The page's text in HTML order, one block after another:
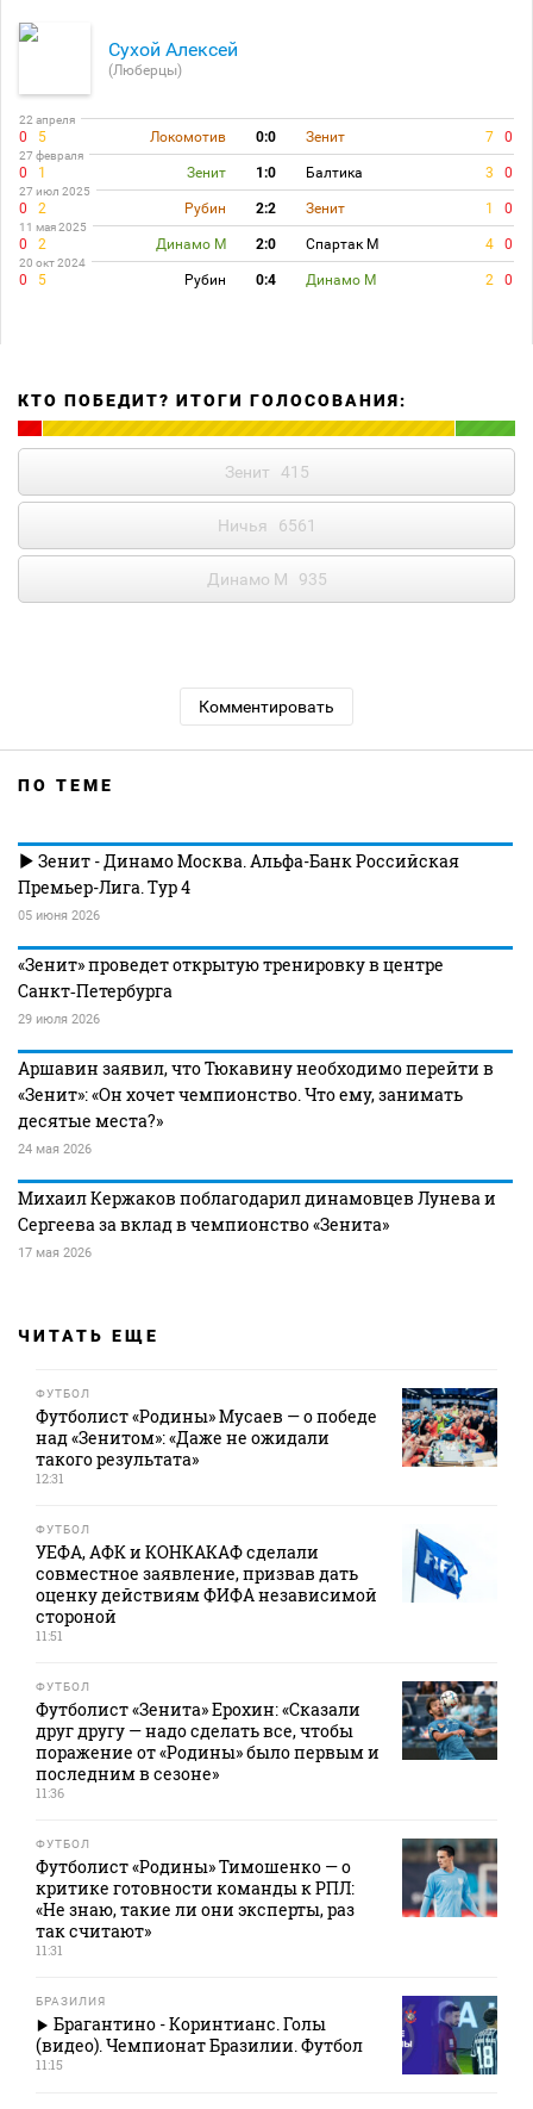
Сухой Алексей
(Люберцы)
22 апреля
0 5 Локомотив 0:0 Зенит 7 0
27 февраля
0 1 Зенит 1:0 Балтика 3 0
27 июл 2025
0 2 Рубин 2:2 Зенит 1 0
11 мая 2025
0 2 Динамо М 2:0 Спартак М 4 0
20 окт 2024
0 5 Рубин 0:4 Динамо М 2 0
КТО ПОБЕДИТ? ИТОГИ ГОЛОСОВАНИЯ:
Зенит 415
Ничья 6561
Динамо М 935
Комментировать
ПО ТЕМЕ
Зенит - Динамо Москва. Альфа-Банк Российская
Премьер-Лига. Тур 4
05 июня 2026
«Зенит» проведет открытую тренировку в центре
Санкт‑Петербурга
29 июля 2026
Аршавин заявил, что Тюкавину необходимо перейти в
«Зенит»: «Он хочет чемпионство. Что ему, занимать
десятые места?»
24 мая 2026
Михаил Кержаков поблагодарил динамовцев Лунева и
Сергеева за вклад в чемпионство «Зенита»
17 мая 2026
ЧИТАТЬ ЕЩЕ
ФУТБОЛ
Футболист «Родины» Мусаев — о победе
над «Зенитом»: «Даже не ожидали
такого результата»
12:31
ФУТБОЛ
УЕФА, АФК и КОНКАКАФ сделали
совместное заявление, призвав дать
оценку действиям ФИФА независимой
стороной
11:51
ФУТБОЛ
Футболист «Зенита» Ерохин: «Сказали
друг другу — надо сделать все, чтобы
поражение от «Родины» было первым и
последним в сезоне»
11:36
ФУТБОЛ
Футболист «Родины» Тимошенко — о
критике готовности команды к РПЛ:
«Не знаю, такие ли они эксперты, раз
так считают»
11:31
БРАЗИЛИЯ
Брагантино - Коринтианс. Голы
(видео). Чемпионат Бразилии. Футбол
11:15